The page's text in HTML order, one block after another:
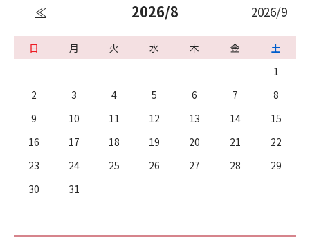
≪ 2026/8 2026/9
日 月 火 水 木 金
土
1
2
3 4 5 6 7
8
9
10 11 12 13 14
15
16
17 18 19 20 21
22
23
24 25 26 27 28
29
30
31